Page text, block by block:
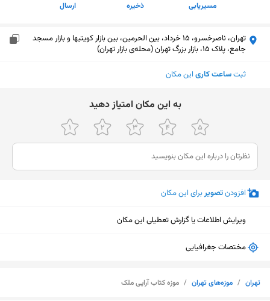
مسیریابی ذخیره ارسال
تهران، ناصرخسرو، 15 خرداد، بین الحرمین، بین بازار کویتیها و بازار مسجد
جامع، پلاک 15، بازار بزرگ تهران (محله‌ی بازار تهران)
ثبتساعت کاری این مکان
ﺑﻪ اﯾﻦ ﻣﮑﺎن اﻣﺘﯿﺎز دﻫﯿﺪ
افزودنتصویربرای این مکان
ویرایش اطلاعات یا گزارش تعطیلی این مکان
مختصات جغرافیایی
تهران / موزه‌های تهران / موزه کتاب آرایی ملک